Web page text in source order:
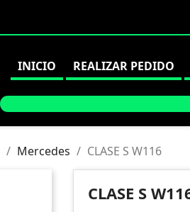
INICIO REALIZAR PEDIDO
Mercedes CLASE S W116
CLASE S